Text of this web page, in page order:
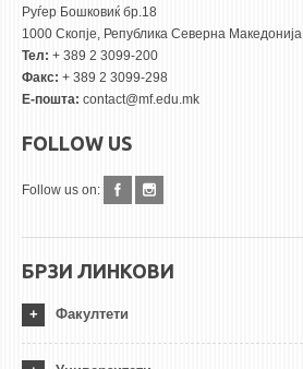
Руѓер Бошковиќ бр.18
1000 Скопје, Република Северна Македонија
Тел: + 389 2 3099-200
Факс: + 389 2 3099-298
Е-пошта: contact@mf.edu.mk
FOLLOW US
Follow us on:
БРЗИ ЛИНКОВИ
Факултети